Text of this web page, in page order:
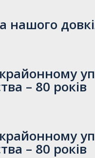
нашого
– 80 років
– 80 років